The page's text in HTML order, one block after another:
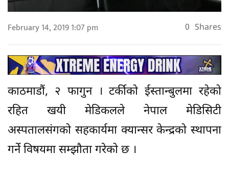
February 14, 2019 1:07 pm 0 Shares
काठमाडौं, २ फागुन । टर्कीको ईस्तान्बुलमा रहेको
रहित खयी मेडिकलले नेपाल मेडिसिटी
अस्पतालसंगको सहकार्यमा क्यान्सर केन्द्रको स्थापना
गर्ने विषयमा सम्झौता गरेको छ ।